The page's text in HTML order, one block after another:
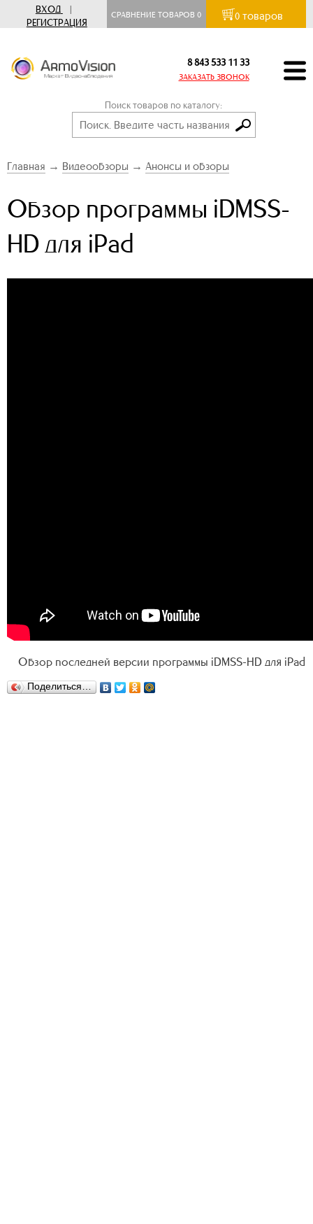
ВХОД
|
РЕГИСТРАЦИЯ
СРАВНЕНИЕ ТОВАРОВ0 0 товаров
8 843 533 11 33
ЗАКАЗАТЬ ЗВОНОК
Поиск товаров по каталогу:
Главная → Видеообзоры → Анонсы и обзоры
Обзор программы iDMSS-
HD для iPad
Обзор последней версии программы iDMSS-HD для iPad
Поделиться…